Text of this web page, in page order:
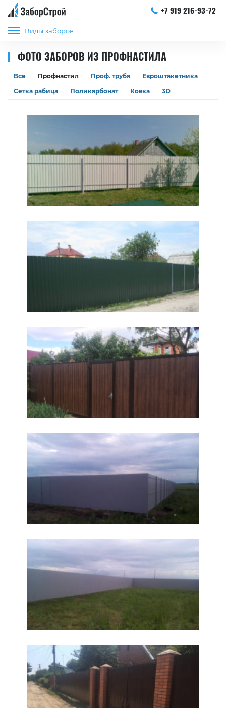
+7 919 216-93-72
Виды заборов
ФОТО ЗАБОРОВ ИЗ ПРОФНАСТИЛА
Все Профнастил Проф. труба
Евроштакетника
Сетка рабица
Поликарбонат Ковка 3D